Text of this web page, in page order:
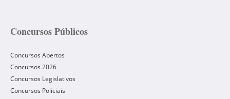
Concursos Públicos
Concursos Abertos
Concursos 2026
Concursos Legislativos
Concursos Policiais